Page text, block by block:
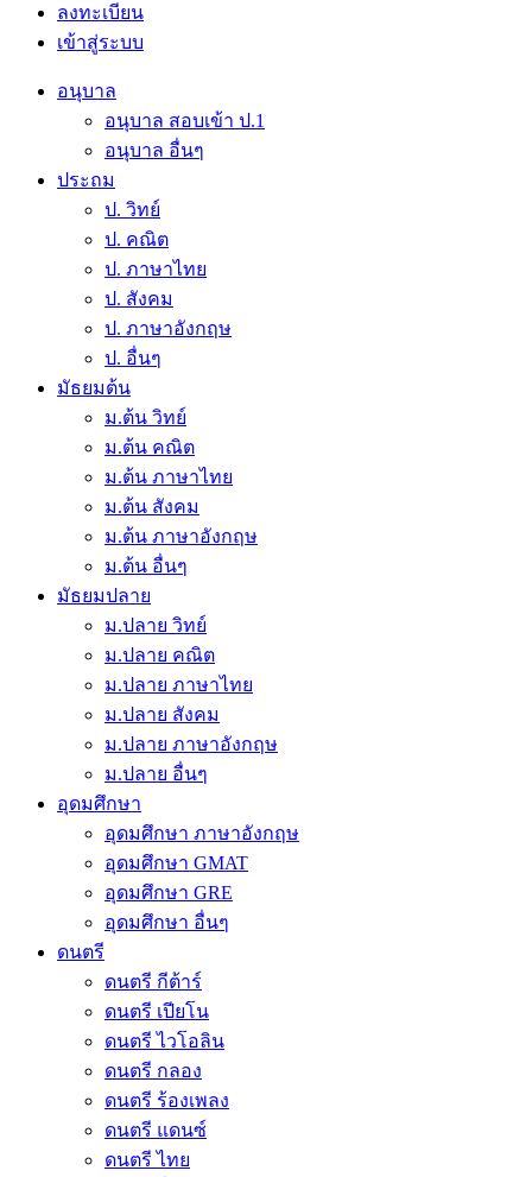
ลงทะเบียน
เข้าสู่ระบบ
อนุบาล
อนุบาล สอบเข้า ป.1
อนุบาล อื่นๆ
ประถม
ป. วิทย์
ป. คณิต
ป. ภาษาไทย
ป. สังคม
ป. ภาษาอังกฤษ
ป. อื่นๆ
มัธยมต้น
ม.ต้น วิทย์
ม.ต้น คณิต
ม.ต้น ภาษาไทย
ม.ต้น สังคม
ม.ต้น ภาษาอังกฤษ
ม.ต้น อื่นๆ
มัธยมปลาย
ม.ปลาย วิทย์
ม.ปลาย คณิต
ม.ปลาย ภาษาไทย
ม.ปลาย สังคม
ม.ปลาย ภาษาอังกฤษ
ม.ปลาย อื่นๆ
อุดมศึกษา
อุดมศึกษา ภาษาอังกฤษ
อุดมศึกษา GMAT
อุดมศึกษา GRE
อุดมศึกษา อื่นๆ
ดนตรี
ดนตรี กีต้าร์
ดนตรี เปียโน
ดนตรี ไวโอลิน
ดนตรี กลอง
ดนตรี ร้องเพลง
ดนตรี แดนซ์
ดนตรี ไทย